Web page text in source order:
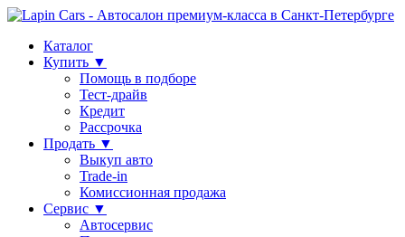
Каталог
Купить ▼
Помощь в подборе
Тест-драйв
Кредит
Рассрочка
Продать ▼
Выкуп авто
Trade-in
Комиссионная продажа
Сервис ▼
Автосервис